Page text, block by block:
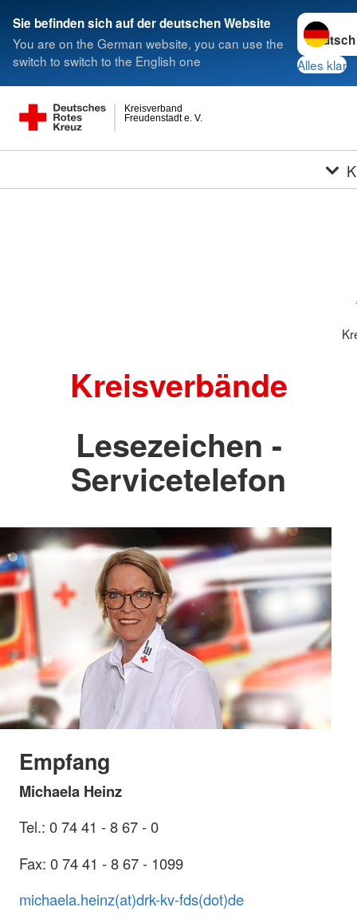
Sie befinden sich auf der deutschen Website
You are on the German website, you can use the
switch to switch to the English one
Sprache
Alles klar
Freudenstadt e. V.
Kreisverband
Kreisverbände
Lesezeichen -
Servicetelefon
Empfang
Michaela Heinz
Tel.: 0 74 41 - 8 67 - 0
Fax: 0 74 41 - 8 67 - 1099
michaela.heinz(at)drk-kv-fds(dot)de